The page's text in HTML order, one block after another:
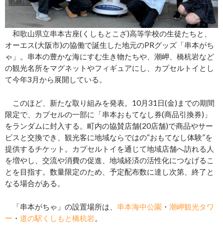
和歌山県立串本古座(くしもとこざ)高等学校の生徒たちと、
オーエス(大阪市)の協働で誕生した地元のPRグッズ「串本がち
ゃ」。串本の豊かな海にすむ生き物たちや、潮岬、橋杭岩など
の観光名所をマグネットやフィギュアにし、カプセルトイとし
て今年3月から展開している。
このほど、新たな取り組みを発表。10月31日(金)までの期間
限定で、カプセルの一部に「串本おもてなし券(商品引換券)」
をランダムに封入する。町内の協賛店舗(20店舗)で商品やサー
ビスと交換でき、観光客に地域ならではの“おもてなし体験”を
提供するチケット。カプセルトイを通じて地域店舗へ訪れる人
を増やし、交流や消費の促進、地域経済の活性化につなげるこ
とを目指す。数量限定のため、予定配布数に達し次第、終了と
なる場合がある。
「串本がちゃ」の設置場所は、 串本海中公園 ・ 潮岬観光タワ
ー ・ 道の駅くしもと橋杭岩。